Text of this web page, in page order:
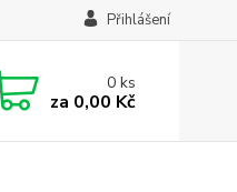
Přihlášení
0ks
za 0,00 Kč